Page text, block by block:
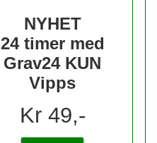
NYHET
24 timer med
Grav24 KUN
Vipps
Kr 49,-